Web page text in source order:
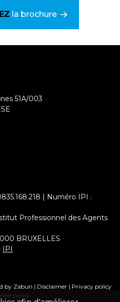
la brochure
51A/003
| Numéro IPI :
Professionnel des Agents
BRUXELLES
IPI
by Zabun | Disclaimer| Privacy policy
policy